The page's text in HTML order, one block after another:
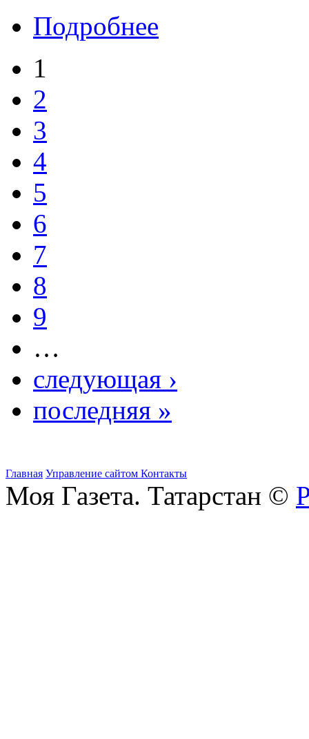
Подробнее
1
2
3
4
5
6
7
8
9
…
следующая ›
последняя »
Главная Управление сайтом Контакты
Моя Газета. Татарстан ©